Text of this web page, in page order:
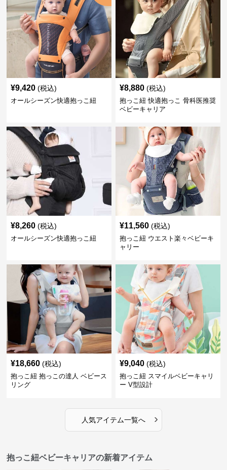
¥9,420 (税込)
オールシーズン快適抱っこ紐
¥8,880 (税込)
抱っこ紐 快適抱っこ 骨科医推奨
ベビーキャリア
¥8,260 (税込)
オールシーズン快適抱っこ紐
¥11,560 (税込)
抱っこ紐 ウエスト楽々ベビーキ
ャリー
¥18,660 (税込)
抱っこ紐 抱っこの達人 ベビース
リング
¥9,040 (税込)
抱っこ紐 スマイルベビーキャリ
ー V型設計
人気アイテム一覧へ ›
抱っこ紐ベビーキャリアの新着アイテム